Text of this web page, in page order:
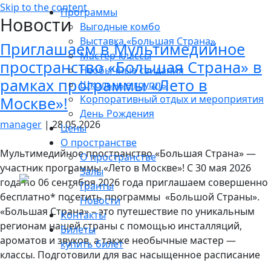
Skip to the contentПрограммы
Выгодные комбо
Выставка «Большая Страна»
Мастер-классы
Необычные свидания
Школьные группы
Корпоративный отдых и мероприятия
День Рождения
Цены
О пространстве
О пространстве
Залы
Гранты
Новости
Контакты
Билеты
купить билет
Новости
Приглашаем в Мультимедийное
пространство «Большая Страна» в
рамках программы «Лето в
Москве»!
manager |28.05.2026
Мультимедийное пространство «Большая Страна» —
участник программы «Лето в Москве»! С 30 мая 2026
года по 06 сентября 2026 года приглашаем совершенно
бесплатно* посетить программы «Большой Страны».
«Большая Страна» – это путешествие по уникальным
регионам нашей страны с помощью инсталляций,
ароматов и звуков, а также необычные мастер —
классы. Подготовили для вас насыщенное расписание